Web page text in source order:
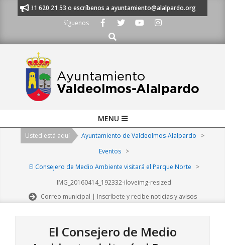
al 91 620 21 53 o escríbenos a ayuntamiento@alalpardo.org
Síguenos
Buscar
Navigation
MENU
Usted está aquí Ayuntamiento de Valdeolmos-Alalpardo
>
Eventos >
El Consejero de Medio Ambiente visitará el Parque Norte
>
IMG_20160414_192332-iloveimg-resized
Correo municipal | Inscríbete y recibe noticias y avisos
El Consejero de Medio